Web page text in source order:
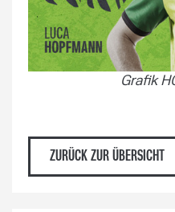
Grafik
ZURÜCK ZUR ÜBERSICHT